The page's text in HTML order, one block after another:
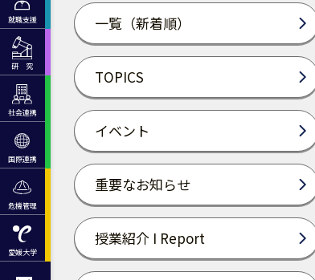
就職支援
研 究
社会連携
国際連携
危機管理
愛媛大学
一覧（新着順）
TOPICS
イベント
重要なお知らせ
授業紹介 I Report